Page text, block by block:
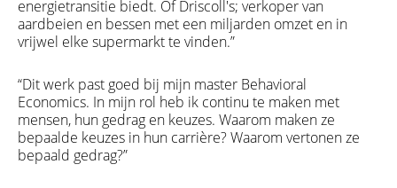
energietransitie biedt. OfDriscoll's; verkoper van
aardbeien en bessen met een miljarden omzet en in
vrijwel elke supermarkt te vinden.”
“Dit werk past goed bij mijn master Behavioral
Economics. In mijn rol heb ik continu te maken met
mensen, hun gedrag en keuzes. Waarom maken ze
bepaalde keuzes in hun carrière? Waarom vertonen ze
bepaald gedrag?”